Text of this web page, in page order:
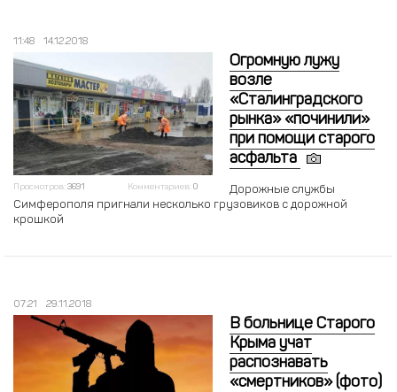
11:48 14.12.2018
Просмотров: 3691 Комментариев: 0
Огромную лужу
возле
«Сталинградского
рынка» «починили»
при помощи старого
асфальта
Дорожные службы
Симферополя пригнали несколько грузовиков с дорожной
крошкой
07:21 29.11.2018
В больнице Старого
Крыма учат
распознавать
«смертников» (фото)